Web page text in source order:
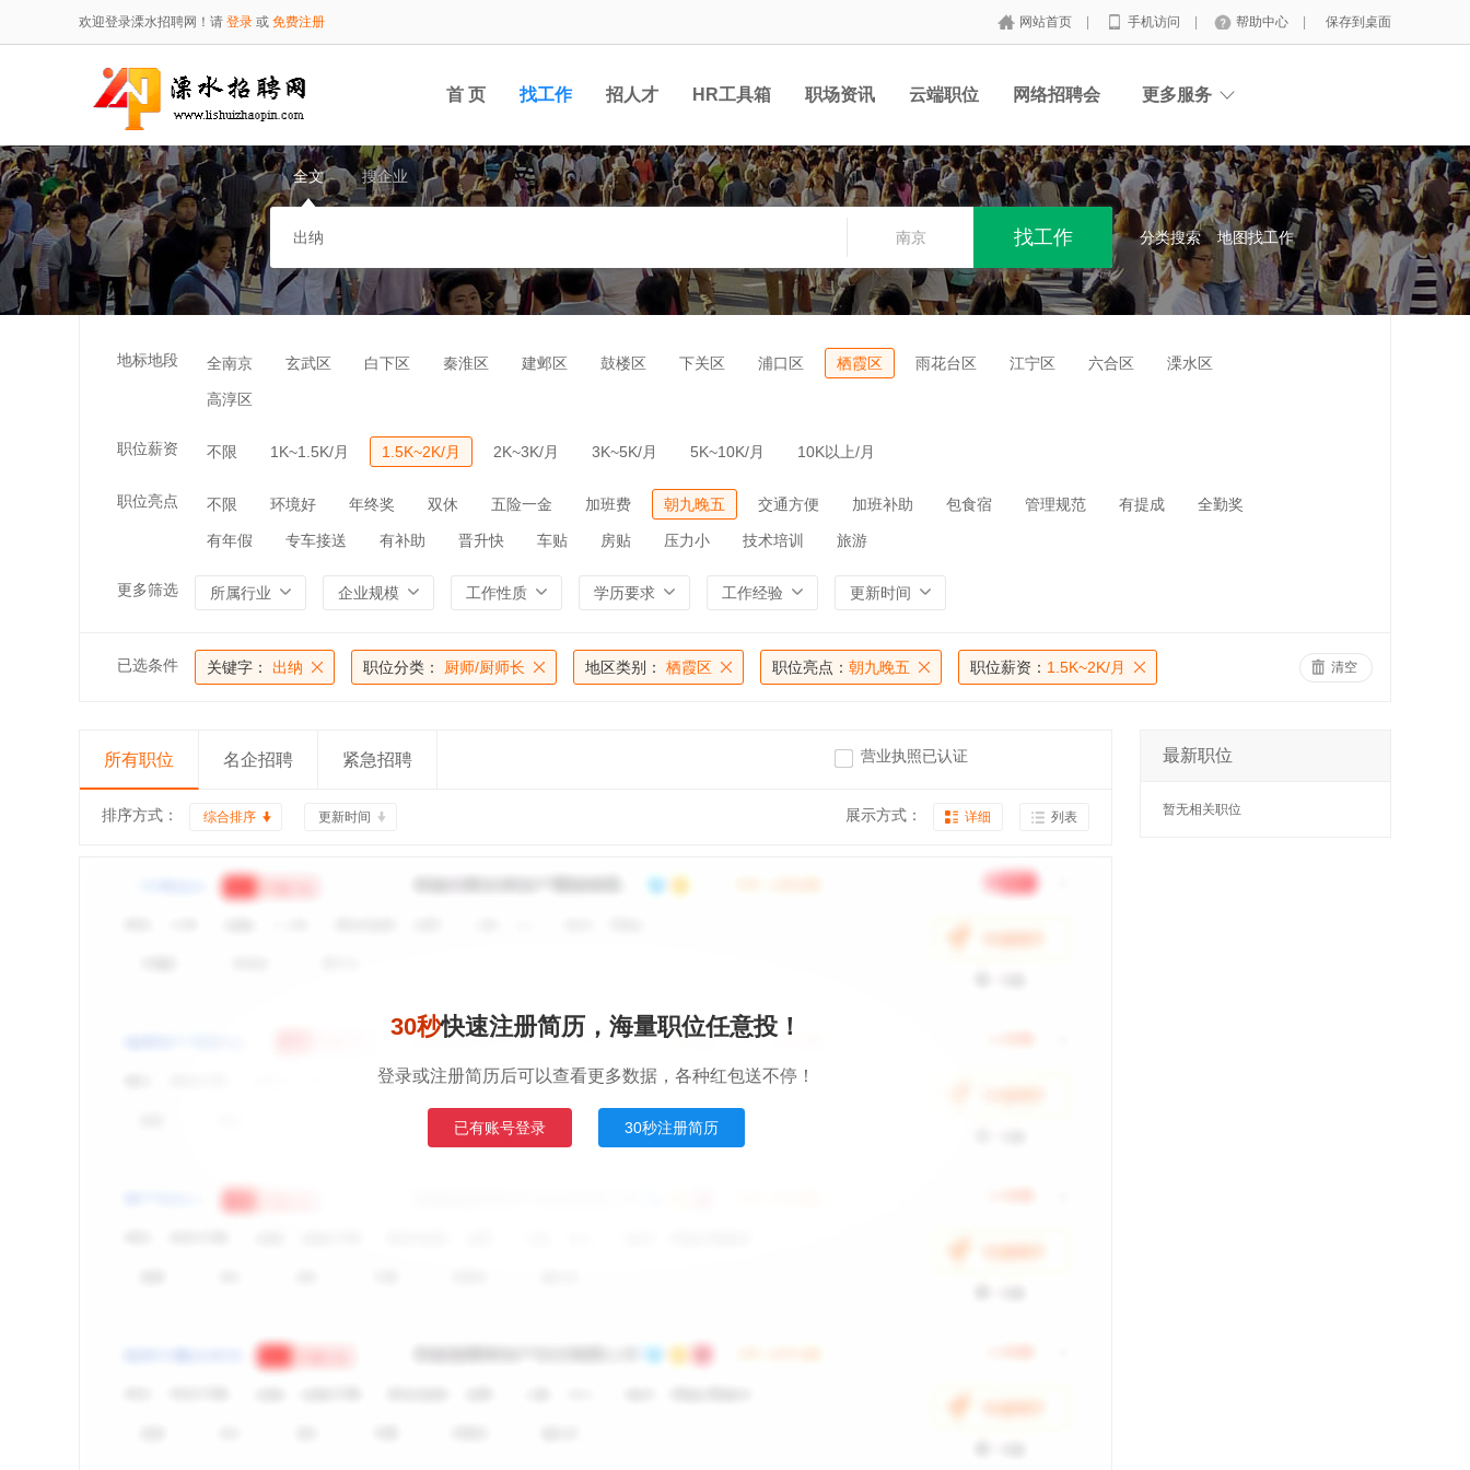
欢迎登录溧水招聘网！请 登录 或 免费注册 网站首页 手机访问 帮助中心 保存到桌面
首 页 找工作 招人才 HR工具箱 职场资讯 云端职位 网络招聘会 更多服务
全文 搜企业
南京 分类搜索 地图找工作
地标地段 全南京 玄武区 白下区 秦淮区 建邺区 鼓楼区 下关区 浦口区 栖霞区 雨花台区 江宁区 六合区 溧水区
高淳区
职位薪资 不限 1K~1.5K/月 1.5K~2K/月 2K~3K/月 3K~5K/月 5K~10K/月 10K以上/月
职位亮点 不限 环境好 年终奖 双休 五险一金 加班费 朝九晚五 交通方便 加班补助 包食宿 管理规范 有提成 全勤奖
有年假 专车接送 有补助 晋升快 车贴 房贴 压力小 技术培训 旅游
更多筛选 所属行业 企业规模 工作性质 学历要求 工作经验 更新时间
已选条件 关键字： 出纳 职位分类： 厨师/厨师长 地区类别： 栖霞区 职位亮点： 朝九晚五 职位薪资： 1.5K~2K/月 清空
所有职位 名企招聘 紧急招聘 营业执照已认证
排序方式： 综合排序 更新时间 展示方式： 详细 列表
30秒快速注册简历，海量职位任意投！
登录或注册简历后可以查看更多数据，各种红包送不停！
已有账号登录 30秒注册简历
最新职位
暂无相关职位